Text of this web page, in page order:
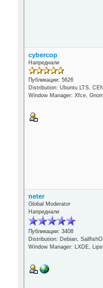
cybercop
Напреднали
Публикации: 5626
Distribution: Ubuntu LTS,
Window Manager: Xfce,
neter
Global Moderator
Напреднали
Публикации: 3408
Distribution: Debian,
Window Manager: LXDE,